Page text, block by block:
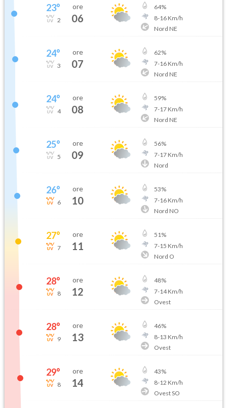
23°
2
ore
06
64%
8-16Km/h
Nord NE
24°
3
ore
07
62%
7-16Km/h
Nord NE
24°
4
ore
08
59%
7-17Km/h
Nord NE
25°
5
ore
09
56%
7-17Km/h
Nord
26°
6
ore
10
53%
7-16Km/h
Nord NO
27°
7
ore
11
51%
7-15 Km/h
Nord O
28°
8
ore
12
48%
7-14Km/h
Ovest
28°
9
ore
13
46%
8-13 Km/h
Ovest
29°
8
ore
14
43%
8-12 Km/h
Ovest SO